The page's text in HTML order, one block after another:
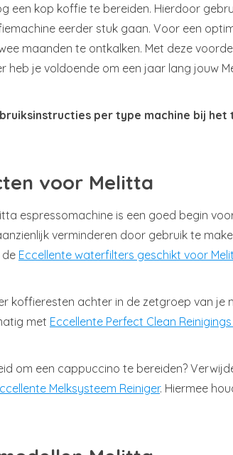
een kop koffie te bereiden. Hierdoor
eerder stuk gaan. Voor een
maanden te ontkalken. Met deze
heb je voldoende om een jaar lang jouw
per type machine bij het
voor Melitta
espressomachine is een goed begin
verminderen door gebruik te
de Eccellente waterfilters geschikt voor
koffieresten achter in de zetgroep van je
met Eccellente Perfect Clean
om een cappuccino te bereiden?
Melksysteem Reiniger. Hiermee